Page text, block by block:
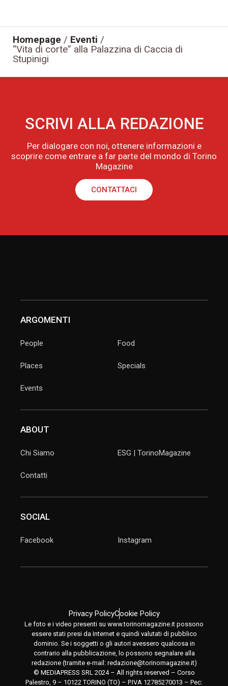
Homepage / Eventi /
“Vita di corte” alla Palazzina di Caccia di
Stupinigi
SCRIVI ALLA REDAZIONE
Per dialogare con noi, ottenere informazioni e
scoprire come entrare a far parte del mondo di Torino
Magazine
CONTATTACI
ARGOMENTI
People
Places
Events
Food
Specials
ABOUT
Chi Siamo
Contatti
ESG | TorinoMagazine
SOCIAL
Facebook Instagram
Privacy PolicyCookie Policy
Le foto e i video presenti su www.torinomagazine.it possono
essere stati presi da Internet e quindi valutati di pubblico
dominio. Se i soggetti o gli autori avessero qualcosa in
contrario alla pubblicazione, lo possono segnalare alla
redazione (tramite e-mail: redazione@torinomagazine.it)
© MEDIAPRESS SRL 2024 – All rights reserved – Corso
Palestro, 9 – 10122 TORINO (TO) – P.IVA 12785270013 – Pec: